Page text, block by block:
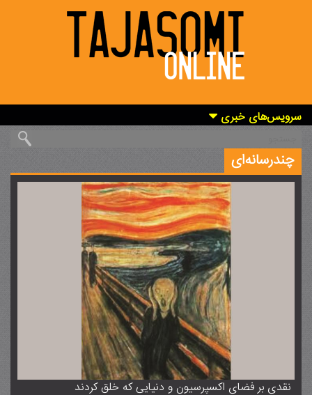
سرویس‌های خبری
چندرسانه‌ای
نقدی بر فضای اکسپرسیون و دنیایی که خلق کردند